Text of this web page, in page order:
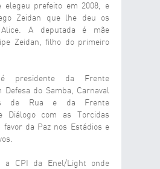
elegeu prefeito em 2008, e
Zeidan que lhe deu os
A deputada é mãe
Zeidan, filho do primeiro
presidente da Frente
Defesa do Samba, Carnaval
de Rua e da Frente
Diálogo com as Torcidas
favor da Paz nos Estádios e
a CPI da Enel/Light onde